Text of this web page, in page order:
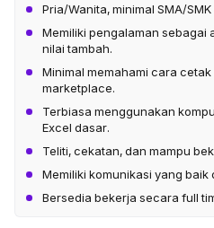
Pria/Wanita, minimal SMA/
Memiliki pengalaman sebagai
nilai tambah.
Minimal memahami cara
marketplace.
Terbiasa menggunakan
Excel dasar.
Teliti, cekatan, dan mampu
Memiliki komunikasi yang baik
Bersedia bekerja secara full